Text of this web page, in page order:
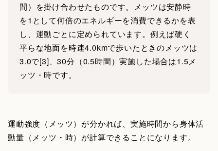
間）を掛け合わせたものです。メッツは安静時
を1として何倍のエネルギーを消費できるかを表
し、運動ごとに定められています。例えば硬く
平らな地面を時速4.0kmで歩いたときのメッツは
3.0で[3]、30分（0.5時間）実施した場合は1.5メ
ッツ・時です。
運動強度（メッツ）が分かれば、実施時間から身体活
動量（メッツ・時）が計算できることになります。